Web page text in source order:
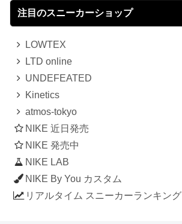
注目のスニーカーショップ
LOWTEX
LTD online
UNDEFEATED
Kinetics
atmos-tokyo
NIKE 近日発売
NIKE 発売中
NIKE LAB
NIKE By You カスタム
リアルタイム スニーカーランキング